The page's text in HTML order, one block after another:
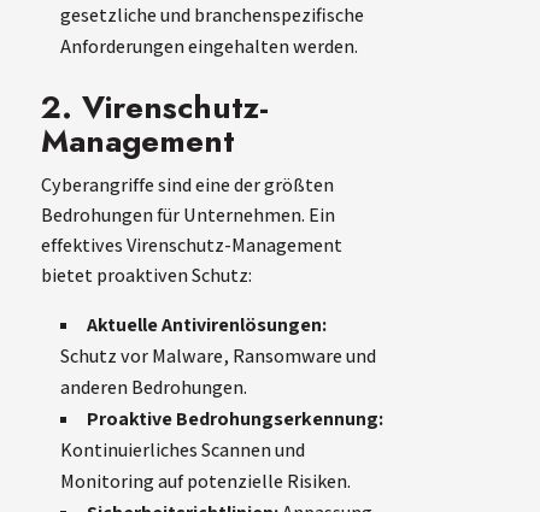
gesetzliche und branchenspezifische
Anforderungen eingehalten werden.
2. Virenschutz-
Management
Cyberangriffe sind eine der größten
Bedrohungen für Unternehmen. Ein
effektives Virenschutz-Management
bietet proaktiven Schutz:
Aktuelle Antivirenlösungen:
Schutz vor Malware, Ransomware und
anderen Bedrohungen.
Proaktive Bedrohungserkennung:
Kontinuierliches Scannen und
Monitoring auf potenzielle Risiken.